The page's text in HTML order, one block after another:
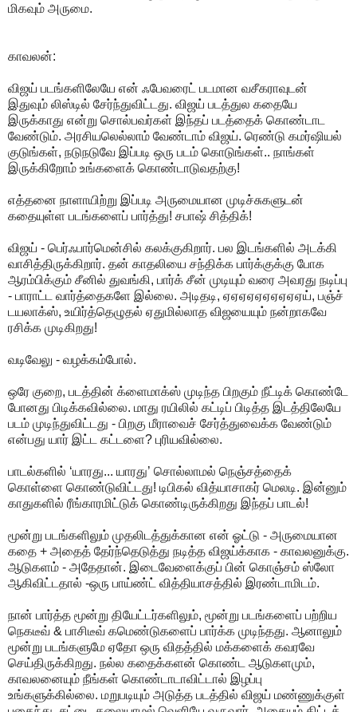
மிகவும் அருமை.
காவலன்:
விஜய் படங்களிலேயே என் ஃபேவரைட் படமான வசீகராவுடன்
இதுவும் லிஸ்டில் சேர்ந்துவிட்டது. விஜய் படத்துல கதையே
இருக்காது என்று சொல்பவர்கள் இந்தப் படத்தைக் கொண்டாட
வேண்டும். அரசியலெல்லாம் வேண்டாம் விஜய். ரெண்டு கமர்ஷியல்
குடுங்கள், நடுநடுவே இப்படி ஒரு படம் கொடுங்கள்.. நாங்கள்
இருக்கிறோம் உங்களைக் கொண்டாடுவதற்கு!
எத்தனை நாளாயிற்று இப்படி அருமையான முடிச்சுகளுடன்
கதையுள்ள படங்களைப் பார்த்து! சபாஷ் சித்திக்!
விஜய் - பெர்ஃபார்மென்சில் கலக்குகிறார். பல இடங்களில் அடக்கி
வாசித்திருக்கிறார். தன் காதலியை சந்திக்க பார்க்குக்கு போக
ஆரம்பிக்கும் சீனில் துவங்கி, பார்க் சீன் முடியும் வரை அவரது நடிப்பு
- பாராட்ட வார்த்தைகளே இல்லை. அடிதடி, ஏஏஏஏஏஏஏஏஏஏய், பஞ்ச்
டயலாக்ஸ், உயிர்த்தெழுதல் ஏதுமில்லாத விஜயையும் நன்றாகவே
ரசிக்க முடிகிறது!
வடிவேலு - வழக்கம்போல்.
ஒரே குறை, படத்தின் க்ளைமாக்ஸ் முடிந்த பிறகும் நீட்டிக் கொண்டே
போனது பிடிக்கவில்லை. மாது ரயிலில் கட்டிப் பிடித்த இடத்திலேயே
படம் முடிந்துவிட்டது - பிறகு மீராவைச் சேர்த்துவைக்க வேண்டும்
என்பது யார் இட்ட கட்டளை? புரியவில்லை.
பாடல்களில் ‘யாரது... யாரது’ சொல்லாமல் நெஞ்சத்தைக்
கொள்ளை கொண்டுவிட்டது! டிபிகல் வித்யாசாகர் மெலடி. இன்னும்
காதுகளில் ரீங்காரமிட்டுக் கொண்டிருக்கிறது இந்தப் பாடல்!
மூன்று படங்களிலும் முதலிடத்துக்கான என் ஓட்டு - அருமையான
கதை + அதைத் தேர்ந்தெடுத்து நடித்த விஜய்க்காக - காவலனுக்கு.
ஆடுகளம் - அதேதான். இடைவேளைக்குப் பின் கொஞ்சம் ஸ்லோ
ஆகிவிட்டதால் -ஒரு பாய்ண்ட் வித்தியாசத்தில் இரண்டாமிடம்.
நான் பார்த்த மூன்று தியேட்டர்களிலும், மூன்று படங்களைப் பற்றிய
நெகடீவ் & பாசிடீவ் கமெண்டுகளைப் பார்க்க முடிந்தது. ஆனாலும்
மூன்று படங்களுமே ஏதோ ஒரு விதத்தில் மக்களைக் கவரவே
செய்திருக்கிறது. நல்ல கதைக்களன் கொண்ட ஆடுகளமும்,
காவலனையும் நீங்கள் கொண்டாடாவிட்டால் இழப்பு
உங்களுக்கில்லை. மறுபடியும் அடுத்த படத்தில் விஜய் மண்ணுக்குள்